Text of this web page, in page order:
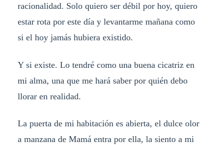
racionalidad. Solo quiero ser débil por hoy, quiero
estar rota por este día y levantarme mañana como
si el hoy jamás hubiera existido.
Y si existe. Lo tendré como una buena cicatriz en
mi alma, una que me hará saber por quién debo
llorar en realidad.
La puerta de mi habitación es abierta, el dulce olor
a manzana de Mamá entra por ella, la siento a mi